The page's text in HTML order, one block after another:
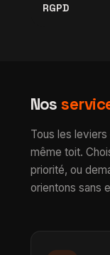
RGPD
Nos
Tous les
même toit.
priorité, ou
orientons sans